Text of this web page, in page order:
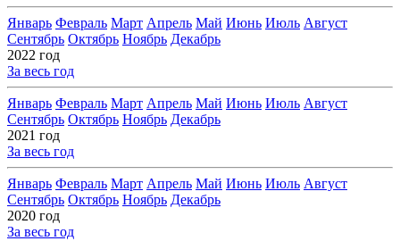
Январь Февраль Март Апрель Май Июнь Июль Август
Сентябрь Октябрь Ноябрь Декабрь
2022 год
За весь год
Январь Февраль Март Апрель Май Июнь Июль Август
Сентябрь Октябрь Ноябрь Декабрь
2021 год
За весь год
Январь Февраль Март Апрель Май Июнь Июль Август
Сентябрь Октябрь Ноябрь Декабрь
2020 год
За весь год